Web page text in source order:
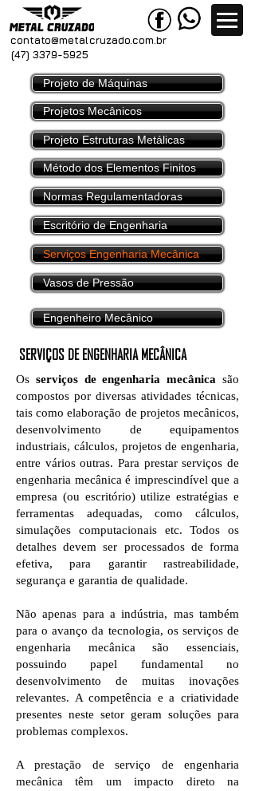
contato@metalcruzado.com.br
(47) 3379-5925
Projeto de Máquinas
Projetos Mecânicos
Projeto Estruturas Metálicas
Método dos Elementos Finitos
Normas Regulamentadoras
Escritório de Engenharia
Serviços Engenharia Mecânica
Vasos de Pressão
Engenheiro Mecânico
SERVIÇOS DE ENGENHARIA MECÂNICA
Os serviços de engenharia mecânica são
compostos por diversas atividades técnicas,
tais como elaboração de projetos mecânicos,
desenvolvimento de equipamentos
industriais, cálculos, projetos de engenharia,
entre vários outras. Para prestar serviços de
engenharia mecânica é imprescindível que a
empresa (ou escritório) utilize estratégias e
ferramentas adequadas, como cálculos,
simulações computacionais etc. Todos os
detalhes devem ser processados de forma
efetiva, para garantir rastreabilidade,
segurança e garantia de qualidade.
Não apenas para a indústria, mas também
para o avanço da tecnologia, os serviços de
engenharia mecânica são essenciais,
possuindo papel fundamental no
desenvolvimento de muitas inovações
relevantes. A competência e a criatividade
presentes neste setor geram soluções para
problemas complexos.
A prestação de serviço de engenharia
mecânica têm um impacto direto na